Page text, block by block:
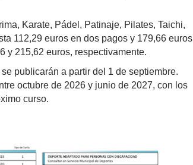
Karate, Pádel, Patinaje, Pilates, Taichi,
112,29 euros en dos pagos y 179,66 euros
y 215,62 euros, respectivamente.
publicarán a partir del 1 de septiembre.
octubre de 2026 y junio de 2027, con los
curso.